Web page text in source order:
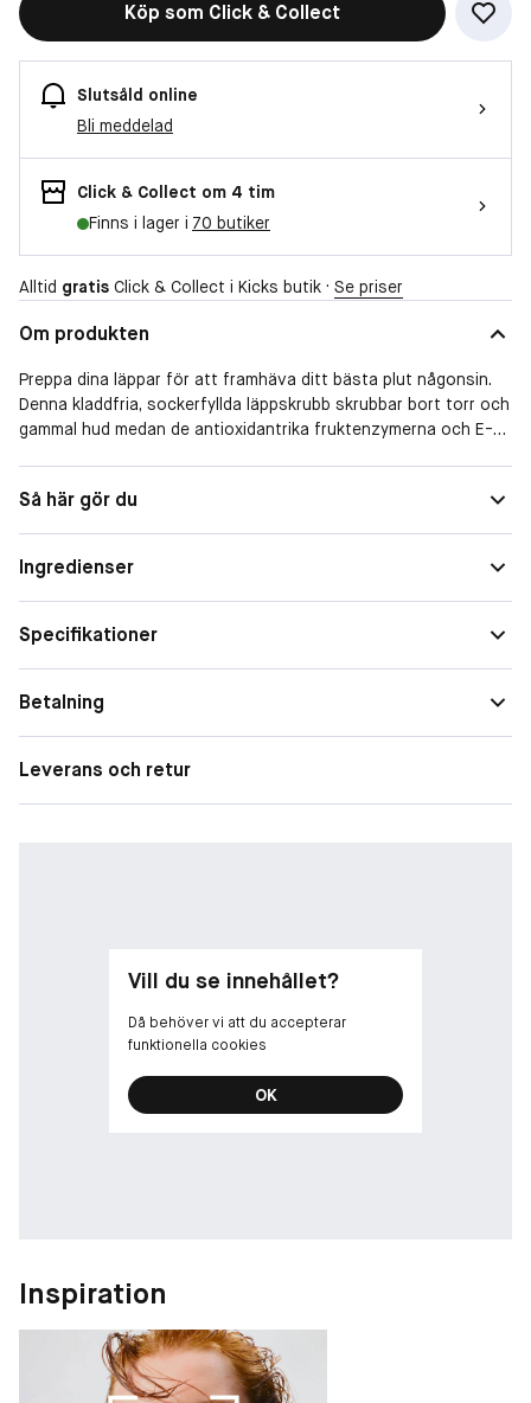
Köp som Click & Collect
Slutsåld online
Bli meddelad
Click & Collect om 4 tim
Finns i lager i 70 butiker
Alltid gratis Click & Collect i Kicks butik · Se priser
Om produkten
Preppa dina läppar för att framhäva ditt bästa plut någonsin.
Denna kladdfria, sockerfyllda läppskrubb skrubbar bort torr och
gammal hud medan de antioxidantrika fruktenzymerna och E-
-
- Sockerblandad läppskrubb i stickformat som skrubbar bort
torr och gamal hud.
- Kladdfri.
Så här gör du
Ingredienser
Specifikationer
Betalning
Leverans och retur
Vill du se innehållet?
Då behöver vi att du accepterar
funktionella cookies
OK
Inspiration